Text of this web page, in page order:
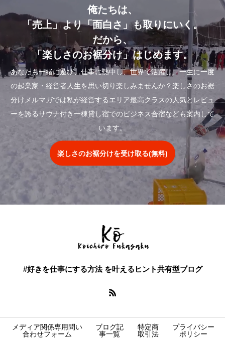
俺たちは、
「売上」より「面白さ」も取りにいく。
だから、
「楽しさのお裾分け」はじめます。
あなたも一緒に遊び、仕事に熱中し、世界で活躍し、一生に一度
の起業家・経営者人生を思い切り楽しみませんか？楽しさのお裾
分けメルマガでは私が経営するエリア最高クラスの人気とレビュ
ーを誇るサウナ付き一棟貸し宿でのビジネス合宿なども案内して
います。
楽しさのお裾分けを受け取る(無料)
#好きを仕事にする方法 を叶えるヒント共有型ブログ
メディア関係専用問い
合わせフォーム
ブログ記
事一覧
特定商
取引法
プライバシー
ポリシー